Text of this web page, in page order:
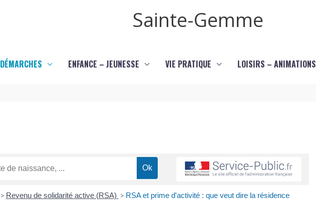
Sainte-Gemme
DÉMARCHES ENFANCE – JEUNESSE VIE PRATIQUE LOISIRS – ANIMATIONS
> Revenu de solidarité active (RSA) > RSA et prime d'activité : que veut dire la résidence